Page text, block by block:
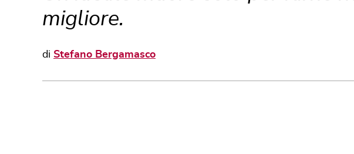
migliore.
di Stefano Bergamasco